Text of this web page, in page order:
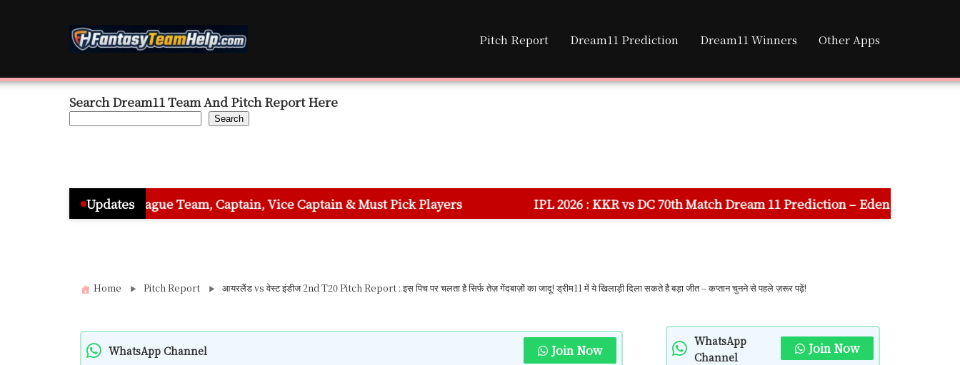
Pitch Report Dream11 Prediction Dream11 Winners Other Apps
Search Dream11 Team And Pitch Report Here
Search
Updates
League Team, Captain, Vice Captain & Must Pick Players IPL 2026 : KKR vs DC 70th Match Dream 11 Prediction – Eden Gardens Stadium Pitch
Home Pitch Report आयरलैंड vs वेस्ट इंडीज 2nd T20 Pitch Report : इस पिच पर चलता है सिर्फ तेज़ गेंदबाज़ों का जादू! ड्रीम11 में ये खिलाड़ी दिला सकते है बड़ा जीत – कप्तान चुनने से पहले ज़रूर पढ़ें!
WhatsApp Channel Join Now
WhatsApp
Channel
Join Now